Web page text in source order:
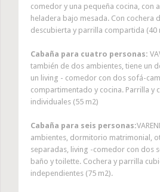
comedor y una pequeña cocina, con
heladera bajo mesada. Con cochera
descubierta y parrilla compartida (40
Cabaña para cuatro personas:
también de dos ambientes, tiene un
un living - comedor con dos sofá-
compartimentado y cocina. Parrilla y
individuales (55 m2)
Cabaña para seis personas:
ambientes, dormitorio matrimonial,
separadas, living -comedor con dos
baño y toilette. Cochera y parrilla
independientes (75 m2).